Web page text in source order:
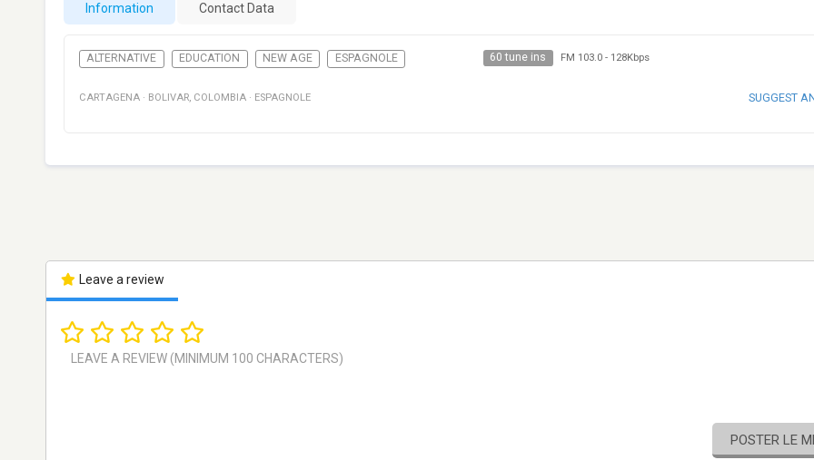
Information Contact Data
ALTERNATIVE EDUCATION NEW AGE ESPAGNOLE 60 tune ins FM 103.0- 128Kbps
CARTAGENA · BOLIVAR, COLOMBIA · ESPAGNOLE SUGGEST
Leave a review
POSTER LE